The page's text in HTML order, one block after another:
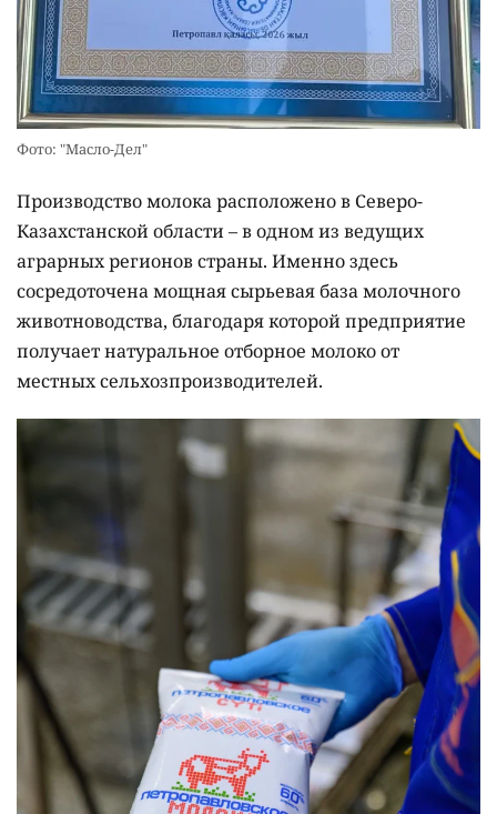
Фото: "Масло-Дел"
Производство молока расположено в Северо-
Казахстанской области – в одном из ведущих
аграрных регионов страны. Именно здесь
сосредоточена мощная сырьевая база молочного
животноводства, благодаря которой предприятие
получает натуральное отборное молоко от
местных сельхозпроизводителей.